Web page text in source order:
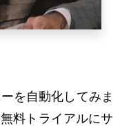
を自動化してみま
料トライアルにサ